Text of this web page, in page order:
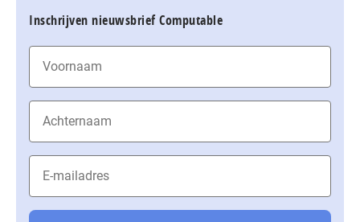
Inschrijven nieuwsbrief Computable